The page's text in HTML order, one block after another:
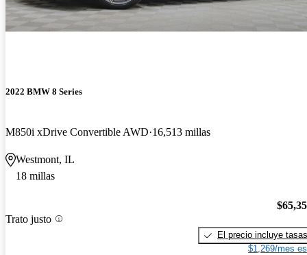
2022 BMW 8 Series
M850i xDrive Convertible AWD 16,513 millas
Westmont, IL
18 millas
Trato justo
El precio incluye tasas
$1,269/mes